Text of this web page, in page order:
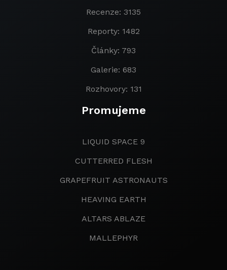
Recenze: 3135
Reporty: 1482
Články: 793
Galerie: 683
Rozhovory: 131
Promujeme
LIQUID SPACE 9
CUTTERRED FLESH
GRAPEFRUIT ASTRONAUTS
HEAVING EARTH
ALTARS ABLAZE
MALLEPHYR